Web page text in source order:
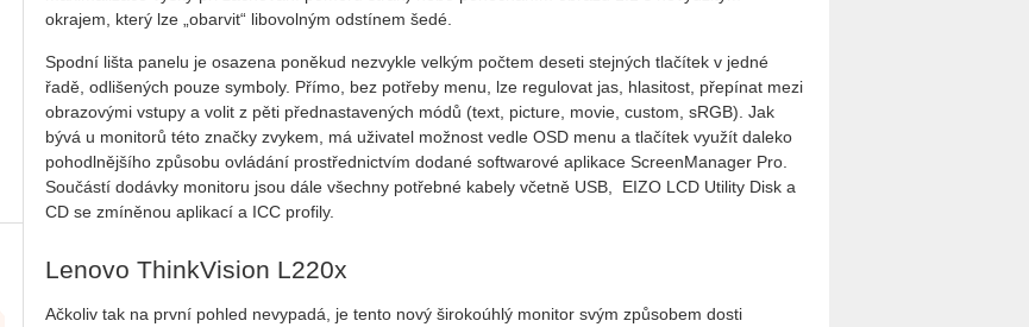
okrajem, který lze „obarvit“ libovolným odstínem šedé.
Spodní lišta panelu je osazena poněkud nezvykle velkým počtem deseti stejných tlačítek v jedné
řadě, odlišených pouze symboly. Přímo, bez potřeby menu, lze regulovat jas, hlasitost, přepínat mezi
obrazovými vstupy a volit z pěti přednastavených módů (text, picture, movie, custom, sRGB). Jak
bývá u monitorů této značky zvykem, má uživatel možnost vedle OSD menu a tlačítek využít daleko
pohodlnějšího způsobu ovládání prostřednictvím dodané softwarové aplikace ScreenManager Pro.
Součástí dodávky monitoru jsou dále všechny potřebné kabely včetně USB, EIZO LCD Utility Disk a
CD se zmíněnou aplikací a ICC profily.
Lenovo ThinkVision L220x
Ačkoliv tak na první pohled nevypadá, je tento nový širokoúhlý monitor svým způsobem dosti